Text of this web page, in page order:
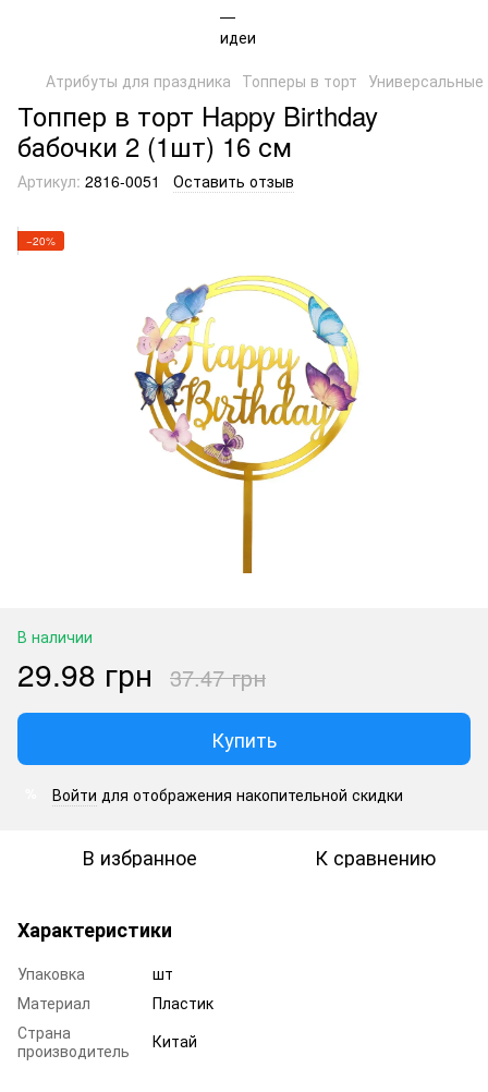
Атрибуты для праздника Топперы в торт Универсальные
Топпер в торт Happy Birthday
бабочки 2 (1шт) 16 см
Артикул: 2816-0051 Оставить отзыв
−20%
В наличии
29.98 грн 37.47 грн
Купить
Войти для отображения накопительной скидки
В избранное К сравнению
Характеристики
Упаковка
шт
Материал
Пластик
Страна
производитель
Китай